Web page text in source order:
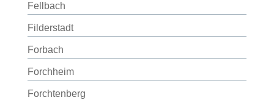
Fellbach
Filderstadt
Forbach
Forchheim
Forchtenberg